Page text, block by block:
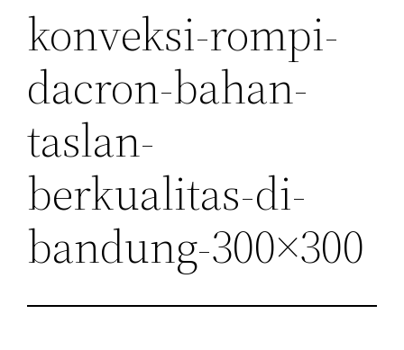
konveksi-rompi-
dacron-bahan-
taslan-
berkualitas-di-
bandung-300×300